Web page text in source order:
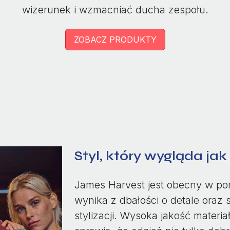
wizerunek i wzmacniać ducha zespołu.
ZOBACZ PRODUKTY
Styl, który wygląda
James Harvest jest obecny w
wynika z dbałości o detale
stylizacji. Wysoka jakość